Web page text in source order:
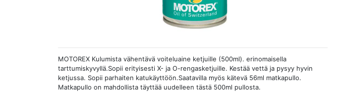
MOTOREX Kulumista vähentävä voiteluaine ketjuille (500ml). erinomaisella
tarttumiskyvyllä.Sopii erityisesti X- ja O-rengasketjuille. Kestää vettä ja pysyy hyvin
ketjussa. Sopii parhaiten katukäyttöön.Saatavilla myös kätevä 56ml matkapullo.
Matkapullo on mahdollista täyttää uudelleen tästä 500ml pullosta.